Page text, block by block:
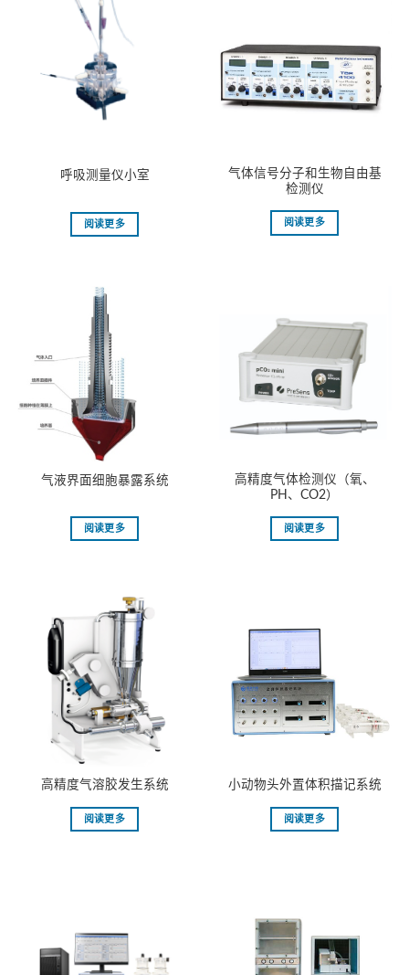
呼吸测量仪小室
阅读更多
⽓体信号分⼦和⽣物⾃由基
检测仪
阅读更多
⽓液界⾯细胞暴露系统
阅读更多
⾼精度⽓体检测仪（氧、
PH、CO2）
阅读更多
⾼精度⽓溶胶发⽣系统
阅读更多
小动物头外置体积描记系统
阅读更多